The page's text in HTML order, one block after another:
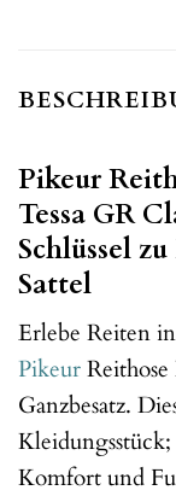
Pikeur
Tessa GR
Schlüssel
Sattel
Erlebe Reiten
Pikeur
Ganzbesatz.
Komfort und